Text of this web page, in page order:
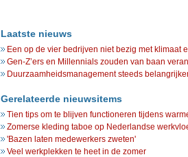
Laatste nieuws
Een op de vier bedrijven niet bezig met klimaat
Gen-Z’ers en Millennials zouden van baan
Duurzaamheidsmanagement steeds
Gerelateerde nieuwsitems
Tien tips om te blijven functioneren tijdens
Zomerse kleding taboe op Nederlandse
'Bazen laten medewerkers zweten'
Veel werkplekken te heet in de zomer